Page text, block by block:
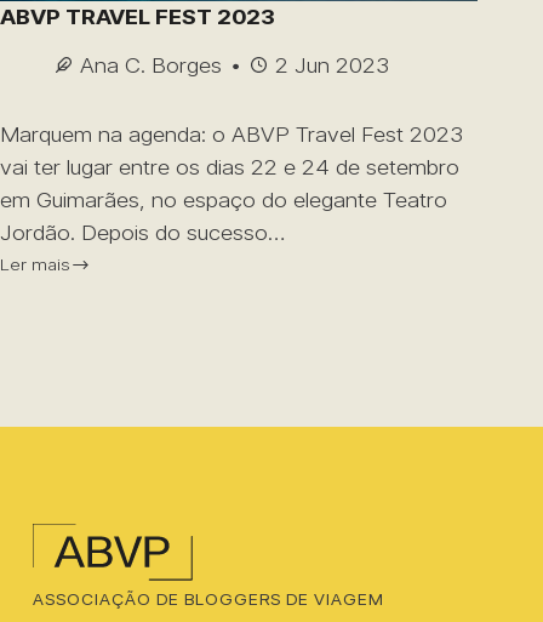
ABVP TRAVEL FEST 2023
Ana C. Borges
2 Jun 2023
Marquem na agenda: o ABVP Travel Fest 2023
vai ter lugar entre os dias 22 e 24 de setembro
em Guimarães, no espaço do elegante Teatro
Jordão. Depois do sucesso…
Ler mais
ASSOCIAÇÃO DE BLOGGERS DE VIAGEM